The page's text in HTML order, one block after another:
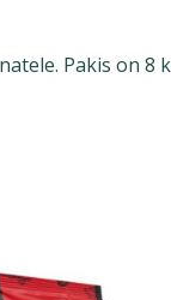
Pakis on 8